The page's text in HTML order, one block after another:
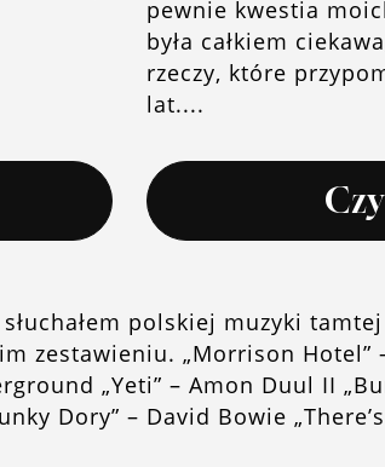
pewnie kwestia
była całkiem
rzeczy, które
lat....
polskiej muzyki
zestawieniu. „Morrison Hotel”
„Yeti” – Amon Duul II
Dory” – David Bowie